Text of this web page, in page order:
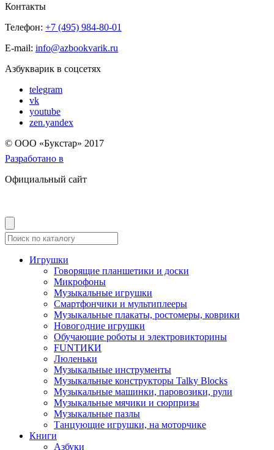
Контакты
Телефон: +7 (495) 984-80-01
E-mail: info@azbookvarik.ru
Азбукварик в соцсетях
telegram
vk
youtube
zen.yandex
© OOO «Букстар» 2017
Разработано в
Официальный сайт
Игрушки
Говорящие планшетики и доски
Микрофоны
Музыкальные игрушки
Смартфончики и мультиплееры
Музыкальные плакаты, ростомеры, коврики
Новогодние игрушки
Обучающие роботы и электровикторины
FUNТИКИ
Люленьки
Музыкальные инструменты
Музыкальные конструкторы Talky Blocks
Музыкальные машинки, паровозики, рули
Музыкальные мячики и сюрпризы
Музыкальные пазлы
Танцующие игрушки, на моторчике
Книги
Азбуки